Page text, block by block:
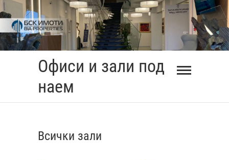
Skip
to
content
Офиси и зали под
наем
Всички зали